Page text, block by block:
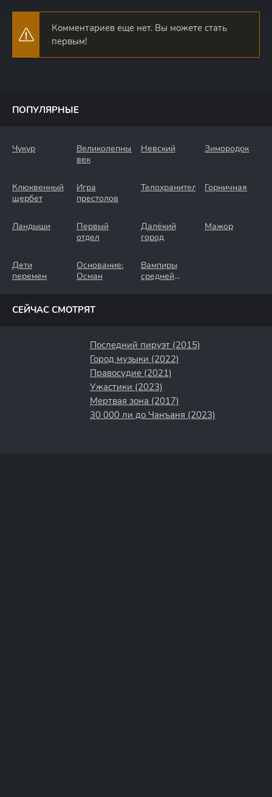
Комментариев еще нет. Вы можете стать
первым!
ПОПУЛЯРНЫЕ
Чукур
Великолепный
век
Невский Зимородок
Клюквенный
щербет
Игра
престолов
Телохранители Горничная
Ландыши
Первый
отдел
Далёкий
город
Мажор
Дети
перемен
Основание:
Осман
Вампиры
средней
СЕЙЧАС СМОТРЯТ
Последний пируэт (2015)
Город музыки (2022)
Правосудие (2021)
Ужастики (2023)
Мертвая зона (2017)
30 000 ли до Чанъаня (2023)